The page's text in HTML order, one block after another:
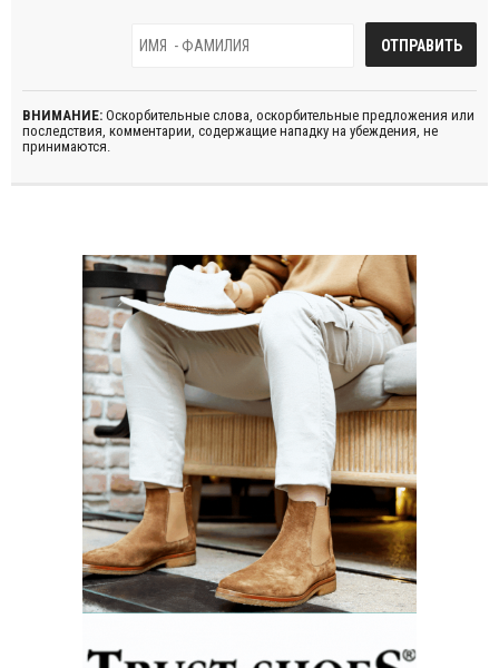
ВНИМАНИЕ: Оскорбительные слова, оскорбительные предложения или
последствия, комментарии, содержащие нападку на убеждения, не
принимаются.